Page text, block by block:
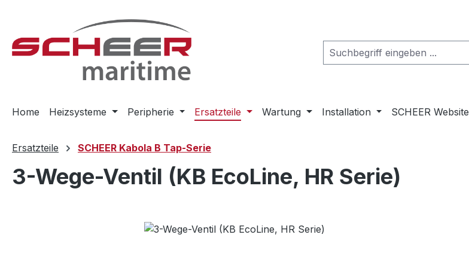
Home Heizsysteme Peripherie Ersatzteile Wartung Installation SCHEER Website
Ersatzteile SCHEER Kabola B Tap-Serie
3-Wege-Ventil (KB EcoLine, HR Serie)